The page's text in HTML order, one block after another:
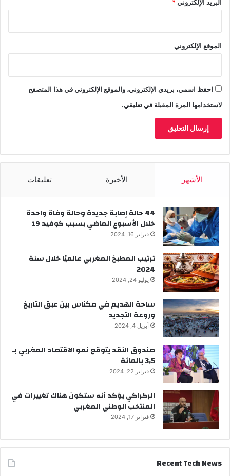
ر
البريد الإلكتروني*
الموقع الإلكتروني
احفظ اسمي، بريدي الإلكتروني، والموقع الإلكتروني في هذا المتصفح
لاستخدامها المرة المقبلة في تعليقي.
الأشهر الأخيرة تعليقات
44 حالة إصابة جديدة وحالة وفاة واحدة
خلال الأسبوع الماضي بسبب كوفيد 19
فبراير 16, 2024
ترتيب المطبخ المغربي عالميًا خلال سنة
2024
يوليو 24, 2024
ساحة الهديم في مكناس بين عبق التاريخ
وروعة التجديد
أبريل 4, 2024
صندوق النقد يتوقع نمو الاقتصاد المغربي بـ
3,5 بالمائة
فبراير 22, 2024
الركراكي يؤكد أنه ستكون هناك تغييرات في
المنتخب الوطني المغربي
فبراير 17, 2024
Recent Tech News